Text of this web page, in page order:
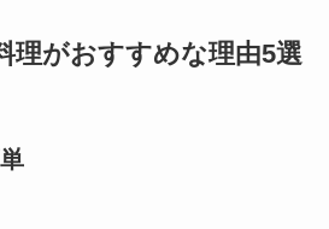
理がおすすめな理由5選